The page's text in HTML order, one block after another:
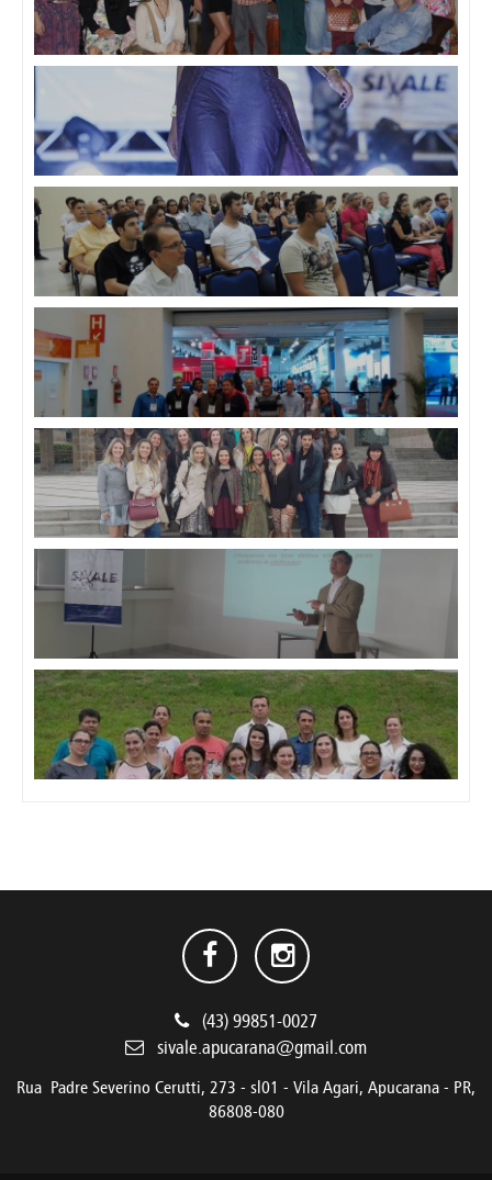
(43) 99851-0027
sivale.apucarana@gmail.com
Rua Padre Severino Cerutti, 273 - sl01 - Vila Agari, Apucarana - PR,
86808-080